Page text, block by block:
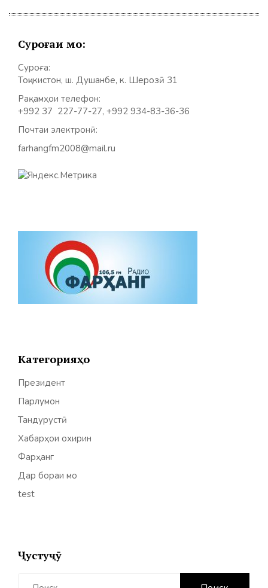
Суроғаи мо:
Суроға:
Тоҷикистон, ш. Душанбе, к. Шерозӣ 31
Рақамҳои телефон:
+992 37 227-77-27, +992 934-83-36-36
Почтаи электронӣ:
farhangfm2008@mail.ru
Категорияҳо
Президент
Парлумон
Тандурустӣ
Хабарҳои охирин
Фарҳанг
Дар бораи мо
test
Ҷустуҷӯ